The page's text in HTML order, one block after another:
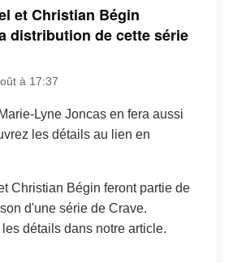
et Christian Bégin
distribution de cette série
à 17:37
Lyne Joncas en fera aussi
les détails au lien en
Christian Bégin feront partie de
d'une série de Crave.
détails dans notre article.